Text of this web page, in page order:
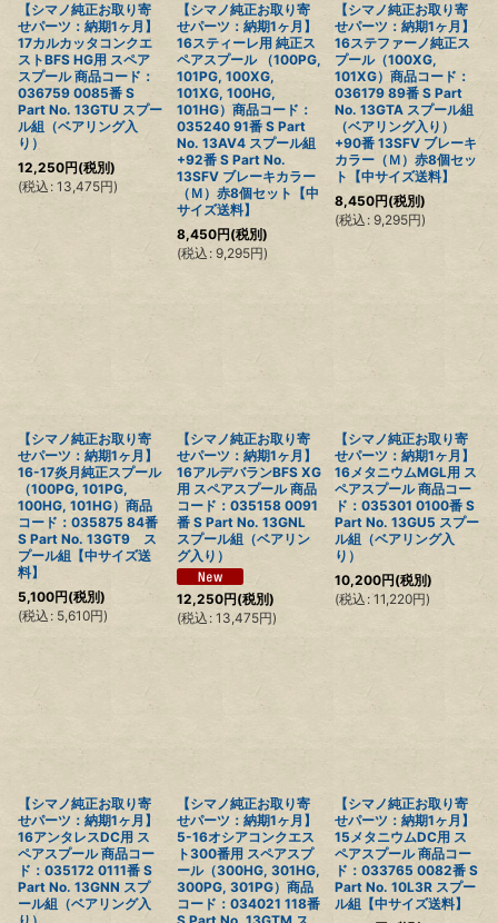
【シマノ純正お取り寄
せパーツ：納期1ヶ月】
17カルカッタコンクエ
ストBFS HG用 スペア
スプール 商品コード：
036759 0085番 S
Part No. 13GTU スプー
ル組（ベアリング入
り）
12,250円(税別)
(税込 : 13,475円)
【シマノ純正お取り寄
せパーツ：納期1ヶ月】
16スティーレ用 純正ス
ペアスプール （100PG,
101PG, 100XG,
101XG, 100HG,
101HG）商品コード：
035240 91番 S Part
No. 13AV4 スプール組
+92番 S Part No.
13SFV ブレーキカラー
（Ｍ）赤8個セット【中
サイズ送料】
8,450円(税別)
(税込 : 9,295円)
【シマノ純正お取り寄
せパーツ：納期1ヶ月】
16ステファーノ純正ス
プール（100XG,
101XG）商品コード：
036179 89番 S Part
No. 13GTA スプール組
（ベアリング入り）
+90番 13SFV ブレーキ
カラー（Ｍ）赤8個セッ
ト【中サイズ送料】
8,450円(税別)
(税込 : 9,295円)
【シマノ純正お取り寄
せパーツ：納期1ヶ月】
16-17炎月純正スプール
（100PG, 101PG,
100HG, 101HG）商品
コード：035875 84番
S Part No. 13GT9 ス
プール組【中サイズ送
料】
5,100円(税別)
(税込 : 5,610円)
【シマノ純正お取り寄
せパーツ：納期1ヶ月】
16アルデバランBFS XG
用 スペアスプール 商品
コード：035158 0091
番 S Part No. 13GNL
スプール組（ベアリン
グ入り）
12,250円(税別)
(税込 : 13,475円)
【シマノ純正お取り寄
せパーツ：納期1ヶ月】
16メタニウムMGL用 ス
ペアスプール 商品コー
ド：035301 0100番 S
Part No. 13GU5 スプー
ル組（ベアリング入
り）
10,200円(税別)
(税込 : 11,220円)
【シマノ純正お取り寄
せパーツ：納期1ヶ月】
16アンタレスDC用 ス
ペアスプール 商品コー
ド：035172 0111番 S
Part No. 13GNN スプ
ール組（ベアリング入
【シマノ純正お取り寄
せパーツ：納期1ヶ月】
5-16オシアコンクエス
ト300番用 スペアスプ
ール（300HG, 301HG,
300PG, 301PG）商品
コード：034021 118番
【シマノ純正お取り寄
せパーツ：納期1ヶ月】
15メタニウムDC用 ス
ペアスプール 商品コー
ド：033765 0082番 S
Part No. 10L3R スプー
ル組【中サイズ送料】